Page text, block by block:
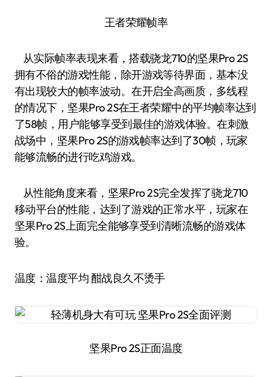
王者荣耀帧率
从实际帧率表现来看，搭载骁龙710的坚果Pro 2S
拥有不俗的游戏性能，除开游戏等待界面，基本没
有出现较大的帧率波动。在开启全高画质，多线程
的情况下，坚果Pro 2S在王者荣耀中的平均帧率达到
了58帧，用户能够享受到最佳的游戏体验。在刺激
战场中，坚果Pro 2S的游戏帧率达到了30帧，玩家
能够流畅的进行吃鸡游戏。
从性能角度来看，坚果Pro 2S完全发挥了骁龙710
移动平台的性能，达到了游戏的正常水平，玩家在
坚果Pro 2S上面完全能够享受到清晰流畅的游戏体
验。
温度：温度平均 酣战良久不烫手
坚果Pro 2S正面温度